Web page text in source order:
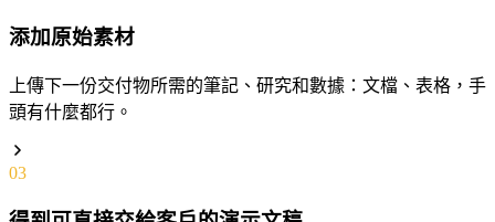
添加原始素材
上傳下一份交付物所需的筆記、研究和數據：文檔、表格，手
頭有什麼都行。
03